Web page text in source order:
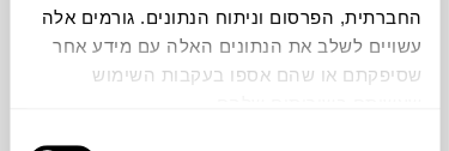
החברתית, הפרסום וניתוח הנתונים. גורמים אלה
עשויים לשלב את הנתונים האלה עם מידע אחר
שסיפקתם או שהם אספו בעקבות השימוש